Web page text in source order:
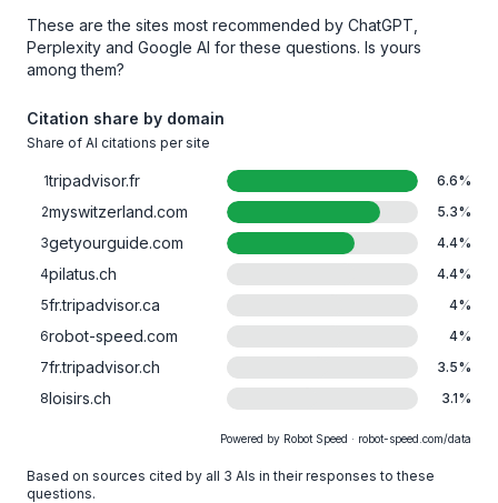
These are the sites most recommended by ChatGPT,
Perplexity and Google AI for these questions. Is yours
among them?
Citation share by domain
Share of AI citations per site
1tripadvisor.fr 6.6%
2myswitzerland.com 5.3%
3getyourguide.com 4.4%
4pilatus.ch 4.4%
5fr.tripadvisor.ca 4%
6robot-speed.com 4%
7fr.tripadvisor.ch 3.5%
8loisirs.ch 3.1%
Powered by Robot Speed · robot-speed.com/data
Based on sources cited by all 3 AIs in their responses to these
questions.